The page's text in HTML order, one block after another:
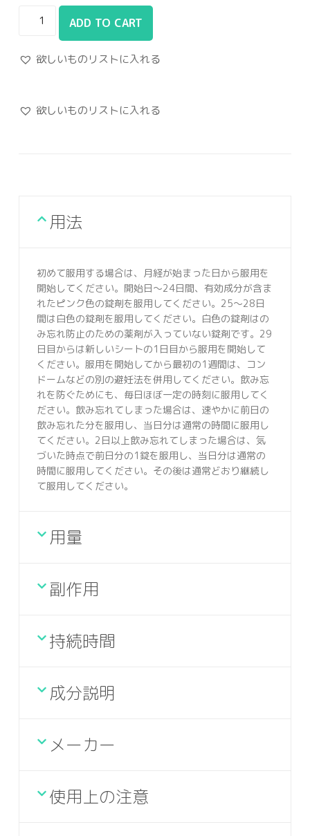
ADD TO CART
欲しいものリストに入れる
欲しいものリストに入れる
用法
初めて服用する場合は、月経が始まった日から服用を
開始してください。開始日～24日間、有効成分が含ま
れたピンク色の錠剤を服用してください。25～28日
間は白色の錠剤を服用してください。白色の錠剤はの
み忘れ防止のための薬剤が入っていない錠剤です。29
日目からは新しいシートの1日目から服用を開始して
ください。服用を開始してから最初の1週間は、コン
ドームなどの別の避妊法を併用してください。飲み忘
れを防ぐためにも、毎日ほぼ一定の時刻に服用してく
ださい。飲み忘れてしまった場合は、速やかに前日の
飲み忘れた分を服用し、当日分は通常の時間に服用し
てください。2日以上飲み忘れてしまった場合は、気
づいた時点で前日分の1錠を服用し、当日分は通常の
時間に服用してください。その後は通常どおり継続し
て服用してください。
用量
副作用
持続時間
成分説明
メーカー
使用上の注意